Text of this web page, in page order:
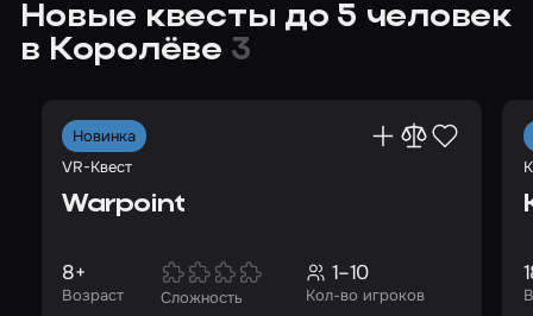
Новые квесты до 5 человек
в Королёве 3
Новинка
VR-Квест
Warpoint
Возраст
8+
Сложность Кол-во игроков
1–10